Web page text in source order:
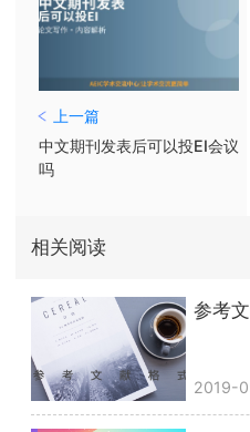
上一篇
中文期刊发表后可以投EI会议
吗
相关阅读
参考
2019-